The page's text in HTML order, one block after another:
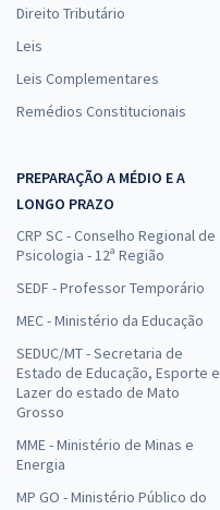
Direito Tributário
Leis
Leis Complementares
Remédios Constitucionais
PREPARAÇÃO A MÉDIO E A
LONGO PRAZO
CRP SC - Conselho Regional de
Psicologia - 12ª Região
SEDF - Professor Temporário
MEC - Ministério da Educação
SEDUC/MT - Secretaria de
Estado de Educação, Esporte e
Lazer do estado de Mato
Grosso
MME - Ministério de Minas e
Energia
MP GO - Ministério Público do